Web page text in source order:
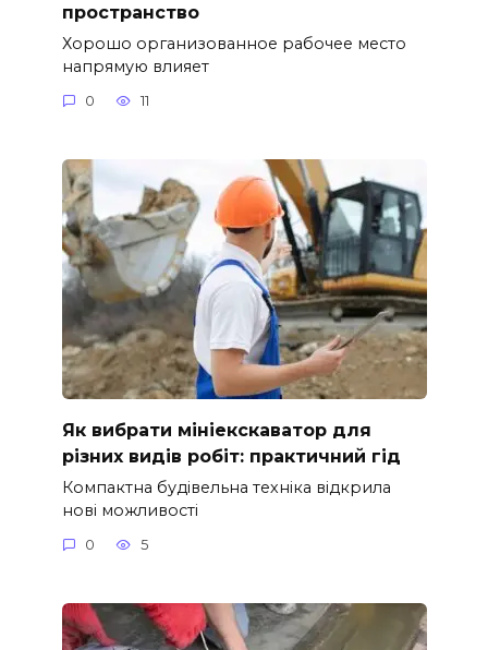
пространство
Хорошо организованное рабочее место
напрямую влияет
0 11
Як вибрати мініекскаватор для
різних видів робіт: практичний гід
Компактна будівельна техніка відкрила
нові можливості
0 5